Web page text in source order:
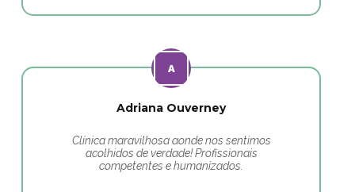
Adriana Ouverney
Clínica maravilhosa aonde nos sentimos
acolhidos de verdade! Profissionais
competentes e humanizados.